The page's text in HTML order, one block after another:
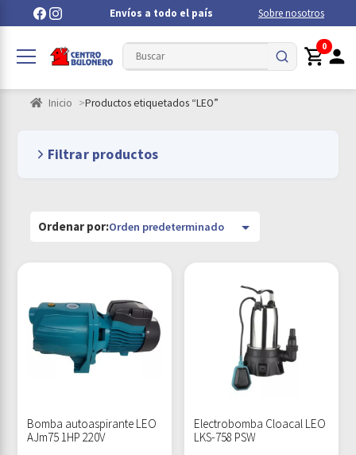
Envíos a todo el país Sobre nosotros
0
Inicio Productos etiquetados “LEO”
Filtrar productos
Bomba autoaspirante LEO
AJm75 1HP 220V
Electrobomba Cloacal LEO
LKS-758 PSW